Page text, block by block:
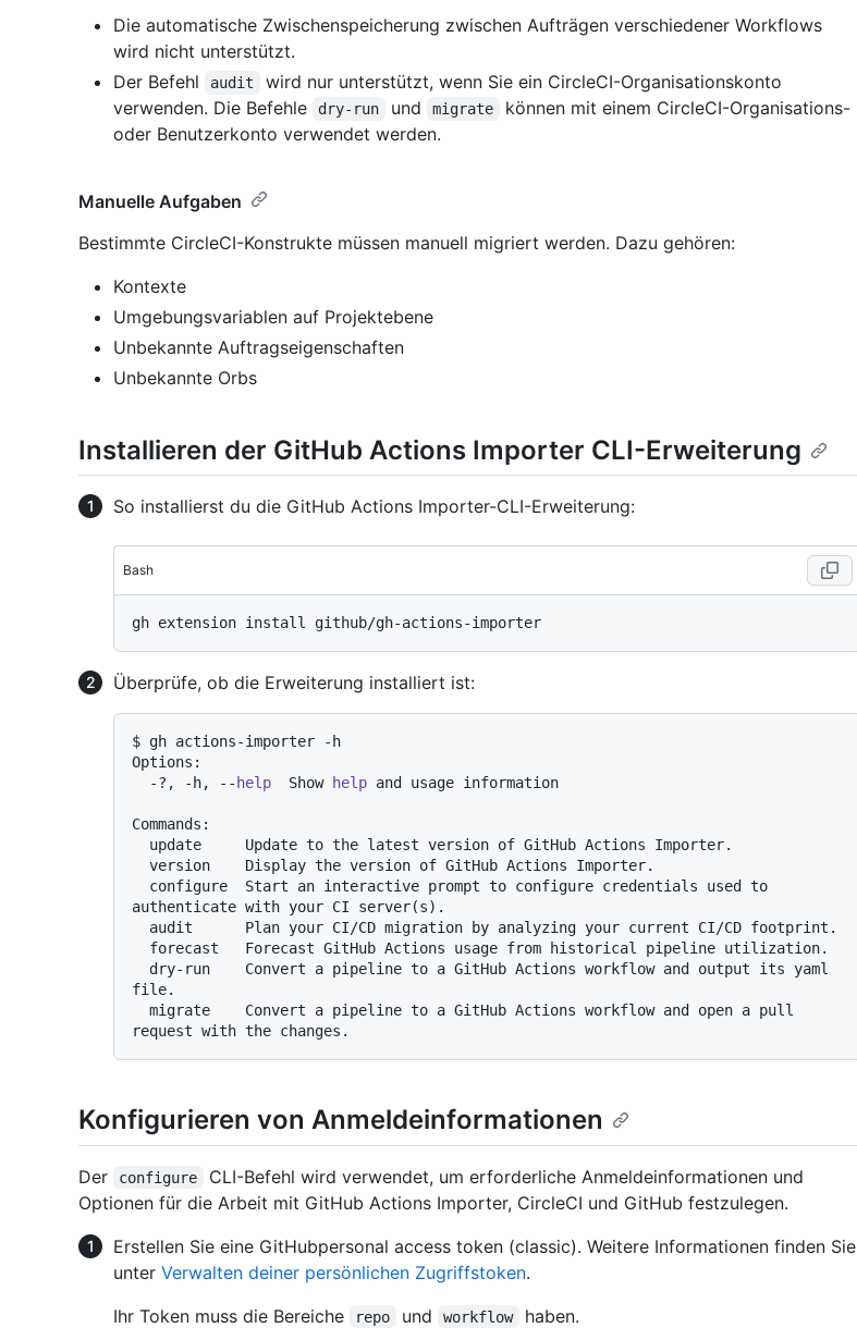
Die automatische Zwischenspeicherung zwischen Aufträgen verschiedener Workflows
wird nicht unterstützt.
Der Befehl
audit
wird nur unterstützt, wenn Sie ein CircleCI-Organisationskonto
verwenden. Die Befehle
dry-run und migrate
können mit einem CircleCI-Organisations-
oder Benutzerkonto verwendet werden.
Manuelle Aufgaben
Bestimmte CircleCI-Konstrukte müssen manuell migriert werden. Dazu gehören:
Kontexte
Umgebungsvariablen auf Projektebene
Unbekannte Auftragseigenschaften
Unbekannte Orbs
Installieren der GitHub Actions Importer CLI-Erweiterung
So installierst du die GitHub Actions Importer-CLI-Erweiterung:
Bash
Überprüfe, ob die Erweiterung installiert ist:
$ gh actions-importer -h
Options:
  -?, -h, --
help
  Show
help and usage information
Commands:
authenticate with your CI server(s).
file.
Konfigurieren von Anmeldeinformationen
Der configure
CLI-Befehl wird verwendet, um erforderliche Anmeldeinformationen und
Optionen für die Arbeit mit GitHub Actions Importer, CircleCI und GitHub festzulegen.
Erstellen Sie eine GitHubpersonal access token (classic). Weitere Informationen finden Sie
unter Verwalten deiner persönlichen Zugriffstoken.
Ihr Token muss die Bereiche
repo und workflow
haben.